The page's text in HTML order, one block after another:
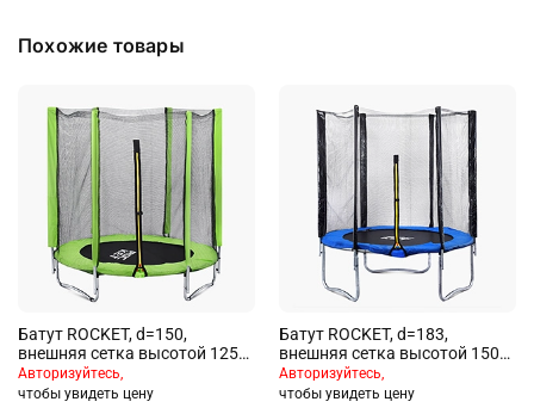
Похожие товары
Батут ROCKET, d=150,
внешняя сетка высотой 125
см., общая высота 155 см.
Авторизуйтесь,
чтобы увидеть цену
Батут ROCKET, d=183,
внешняя сетка высотой 150
см., общая высота 207 см.
Авторизуйтесь,
чтобы увидеть цену